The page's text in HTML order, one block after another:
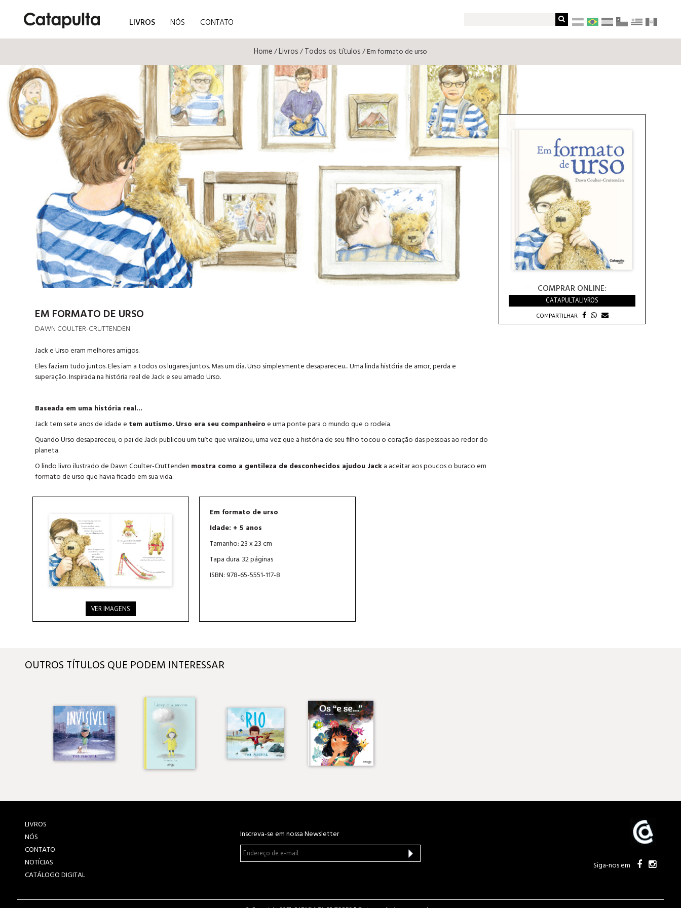
LIVROS NÓS CONTATO
Home/Livros/Todos os títulos/ Em formato de urso
COMPRAR ONLINE:
CATAPULTALIVROS
COMPARTILHAR
EM FORMATO DE URSO
DAWN COULTER-CRUTTENDEN
Jack e Urso eram melhores amigos.
Eles faziam tudo juntos. Eles iam a todos os lugares juntos. Mas um dia. Urso simplesmente desapareceu... Uma linda história de amor, perda e
superação. Inspirada na história real de Jack e seu amado Urso.
Baseada em uma história real...
Jack tem sete anos de idade e tem autismo. Urso era seu companheiroe uma ponte para o mundo que o rodeia.
Quando Urso desapareceu, o pai de Jack publicou um tuíte que viralizou, uma vez que a história de seu filho tocou o coração das pessoas ao redor do
planeta.
O lindo livro ilustrado de Dawn Coulter-Cruttenden mostra como a gentileza de desconhecidos ajudou Jacka aceitar aos poucos o buraco em
formato de urso que havia ficado em sua vida.
VER IMAGENS
Em formato de urso
Idade: + 5 anos
Tamanho: 23 x 23 cm
Tapa dura. 32 páginas
ISBN: 978-65-5551-117-8
OUTROS TÍTULOS QUE PODEM INTERESSAR
LIVROS
NÓS
CONTATO
NOTÍCIAS
CATÁLOGO DIGITAL
Inscreva-se em nossa Newsletter
Siga-nos em